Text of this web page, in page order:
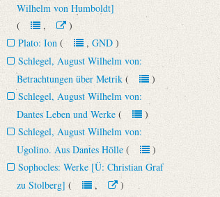
Wilhelm von Humboldt]
(,)
Plato: Ion (, GND)
Schlegel, August Wilhelm von:
Betrachtungen über Metrik ()
Schlegel, August Wilhelm von:
Dantes Leben und Werke ()
Schlegel, August Wilhelm von:
Ugolino. Aus Dantes Hölle ()
Sophocles: Werke [Ü: Christian Graf
zu Stolberg] (,)